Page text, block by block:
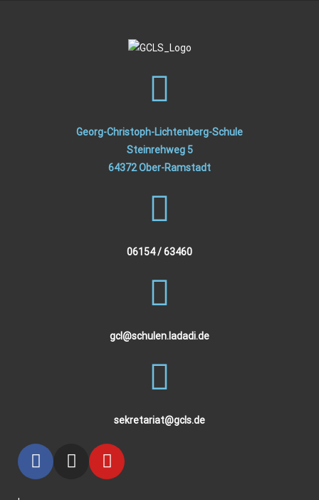
Georg-Christoph-Lichtenberg-Schule
Steinrehweg 5
64372 Ober-Ramstadt
06154 / 63460
gcl@schulen.ladadi.de
sekretariat@gcls.de